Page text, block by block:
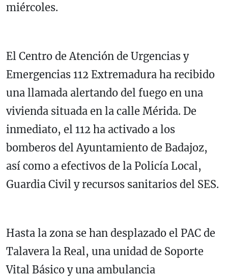
miércoles.
El Centro de Atención de Urgencias y
Emergencias 112 Extremadura ha recibido
una llamada alertando del fuego en una
vivienda situada en la calle Mérida. De
inmediato, el 112 ha activado a los
bomberos del Ayuntamiento de Badajoz,
así como a efectivos de la Policía Local,
Guardia Civil y recursos sanitarios del SES.
Hasta la zona se han desplazado el PAC de
Talavera la Real, una unidad de Soporte
Vital Básico y una ambulancia